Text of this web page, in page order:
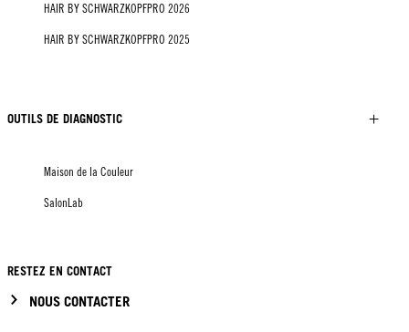
HAIR BY SCHWARZKOPFPRO 2026
HAIR BY SCHWARZKOPFPRO 2025
OUTILS DE DIAGNOSTIC
Maison de la Couleur
SalonLab
RESTEZ EN CONTACT
NOUS CONTACTER